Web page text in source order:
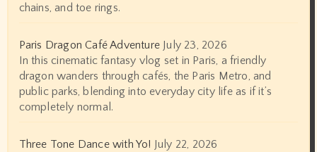
chains, and toe rings.
Paris Dragon Café Adventure July 23, 2026
In this cinematic fantasy vlog set in Paris, a friendly
dragon wanders through cafés, the Paris Metro, and
public parks, blending into everyday city life as if it’s
completely normal.
Three Tone Dance with Yo! July 22, 2026